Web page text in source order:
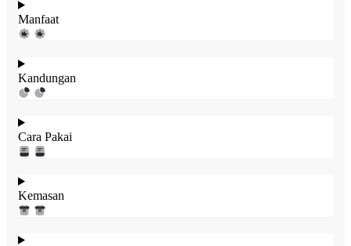
Manfaat
Kandungan
Cara Pakai
Kemasan